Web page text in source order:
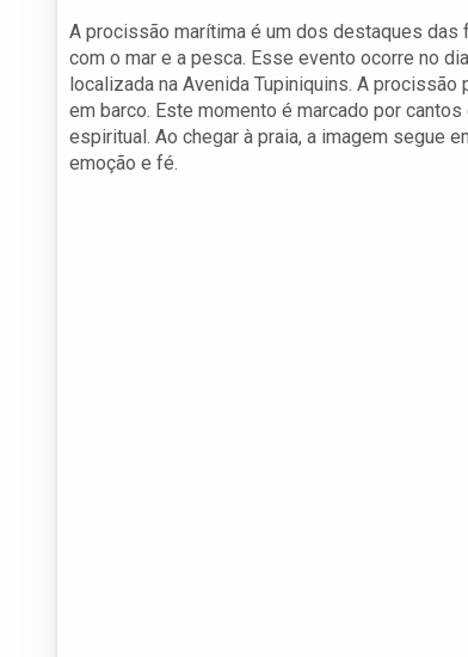
A procissão marítima é um dos destaques
com o mar e a pesca. Esse evento ocorre no
localizada na Avenida Tupiniquins. A
em barco. Este momento é marcado por
espiritual. Ao chegar à praia, a imagem segue
emoção e fé.